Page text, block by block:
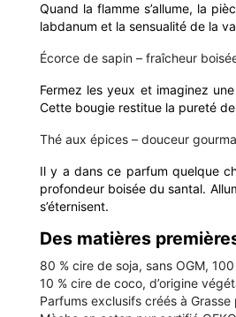
Quand la flamme s’allume, la
labdanum et la sensualité de la
Écorce de sapin – fraîcheur
Fermez les yeux et imaginez
Cette bougie restitue la pureté
Thé aux épices – douceur
Il y a dans ce parfum quelque
profondeur boisée du santal.
s’éternisent.
Des matières
80 % cire de soja, sans OGM,
10 % cire de coco, d’origine
Parfums exclusifs créés à